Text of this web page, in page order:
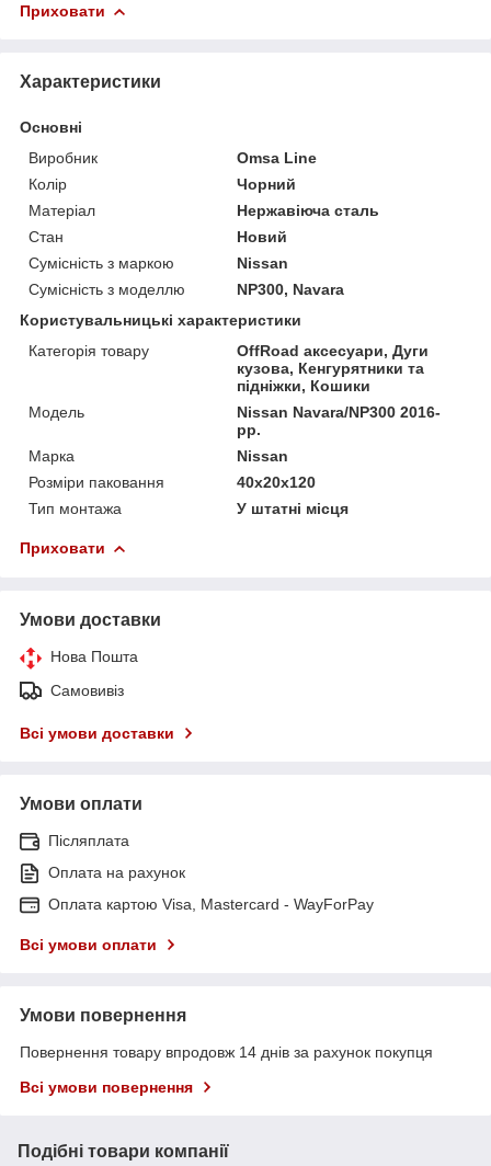
Приховати
Характеристики
Основні
Виробник
Omsa Line
Колір
Чорний
Матеріал
Нержавіюча сталь
Стан
Новий
Сумісність з маркою
Nissan
Сумісність з моделлю
NP300, Navara
Користувальницькі характеристики
Категорія товару
OffRoad аксесуари, Дуги
кузова, Кенгурятники та
підніжки, Кошики
Мoдель
Nissan Navara/NP300 2016-
рр.
Марка
Nissan
Розміри паковання
40x20x120
Тип монтажа
У штатні місця
Приховати
Умови доставки
Нова Пошта
Самовивіз
Всі умови доставки
Умови оплати
Післяплата
Оплата на рахунок
Оплата картою Visa, Mastercard - WayForPay
Всі умови оплати
Умови повернення
Повернення товару впродовж 14 днів за рахунок покупця
Всі умови повернення
Подібні товари компанії